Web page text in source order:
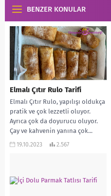
BENZER KONULAR
Elmalı Çıtır Rulo Tarifi
Elmalı Çıtır Rulo, yapılışı oldukça
pratik ve çok lezzetli oluyor.
Ayrıca çok da doyurucu oluyor.
Çay ve kahvenin yanına çok...
19.10.2023 2.567